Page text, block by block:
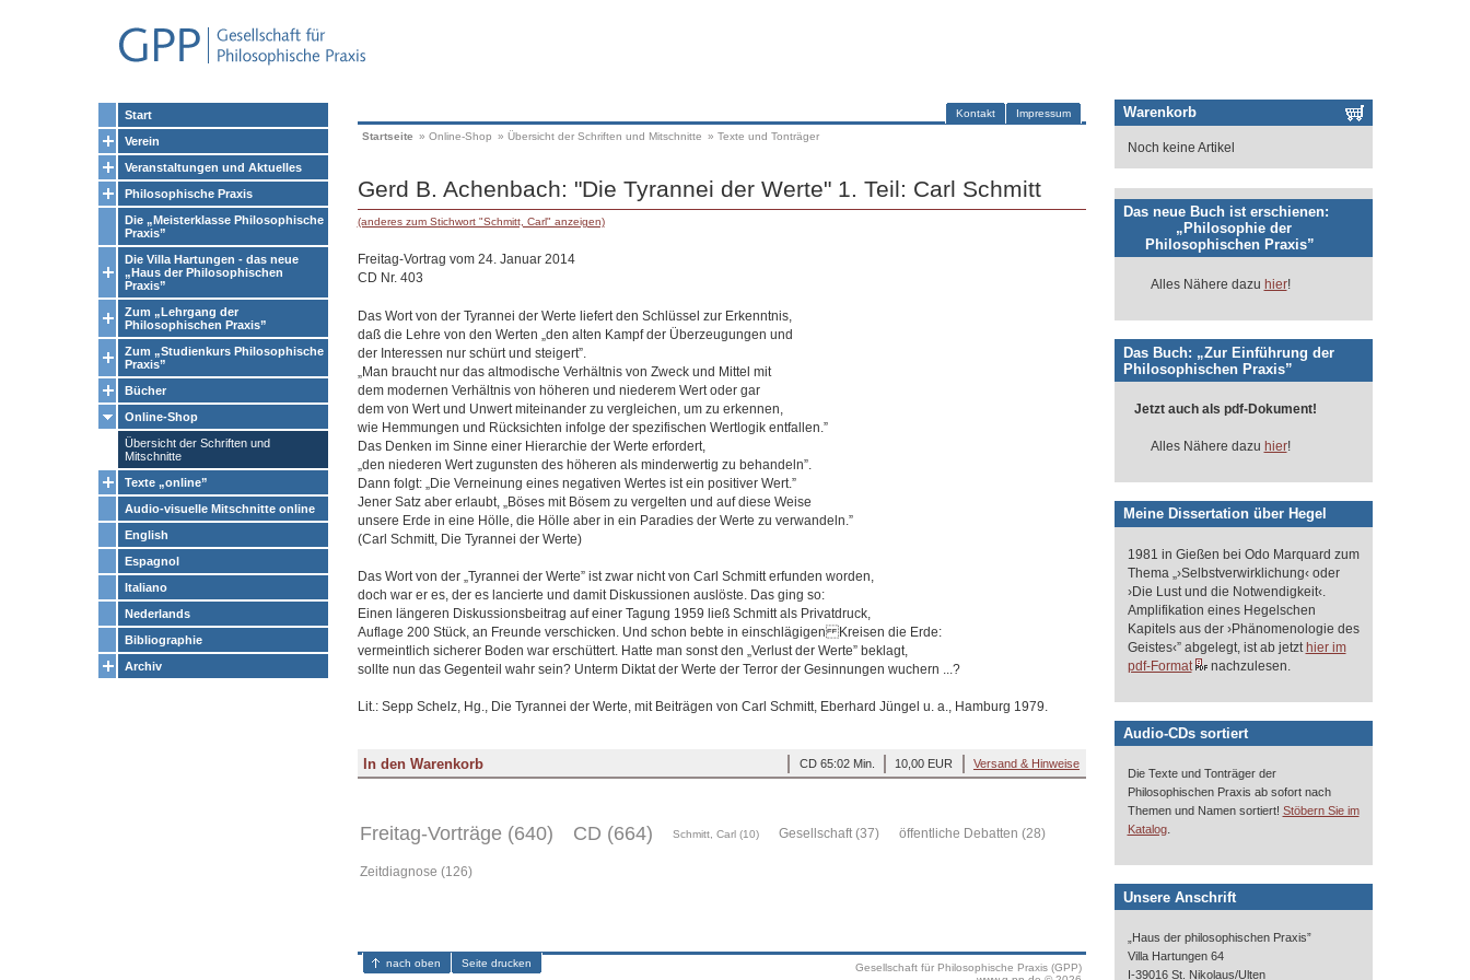
Start
Verein
Veranstaltungen und Aktuelles
Philosophische Praxis
Die „Meisterklasse Philosophische
Praxis”
Die Villa Hartungen - das neue
„Haus der Philosophischen
Praxis”
Zum „Lehrgang der
Philosophischen Praxis”
Zum „Studienkurs Philosophische
Praxis”
Bücher
Online-Shop
Übersicht der Schriften und
Mitschnitte
Texte „online”
Audio-visuelle Mitschnitte online
English
Espagnol
Italiano
Nederlands
Bibliographie
Archiv
Impressum
Kontakt
Startseite » Online-Shop » Übersicht der Schriften und Mitschnitte » Texte und Tonträger
Gerd B. Achenbach: "Die Tyrannei der Werte" 1. Teil: Carl Schmitt
(anderes zum Stichwort "Schmitt, Carl" anzeigen)
Freitag-Vortrag vom 24. Januar 2014
CD Nr. 403
Das Wort von der Tyrannei der Werte liefert den Schlüssel zur Erkenntnis,
daß die Lehre von den Werten „den alten Kampf der Überzeugungen und
der Interessen nur schürt und steigert”.
„Man braucht nur das altmodische Verhältnis von Zweck und Mittel mit
dem modernen Verhältnis von höheren und niederem Wert oder gar
dem von Wert und Unwert miteinander zu vergleichen, um zu erkennen,
wie Hemmungen und Rücksichten infolge der spezifischen Wertlogik entfallen.”
Das Denken im Sinne einer Hierarchie der Werte erfordert,
„den niederen Wert zugunsten des höheren als minderwertig zu behandeln”.
Dann folgt: „Die Verneinung eines negativen Wertes ist ein positiver Wert.”
Jener Satz aber erlaubt, „Böses mit Bösem zu vergelten und auf diese Weise
unsere Erde in eine Hölle, die Hölle aber in ein Paradies der Werte zu verwandeln.”
(Carl Schmitt, Die Tyrannei der Werte)
Das Wort von der „Tyrannei der Werte” ist zwar nicht von Carl Schmitt erfunden worden,
doch war er es, der es lancierte und damit Diskussionen auslöste. Das ging so:
Einen längeren Diskussionsbeitrag auf einer Tagung 1959 ließ Schmitt als Privatdruck,
Auflage 200 Stück, an Freunde verschicken. Und schon bebte in einschlägigen Kreisen die Erde:
vermeintlich sicherer Boden war erschüttert. Hatte man sonst den „Verlust der Werte” beklagt,
sollte nun das Gegenteil wahr sein? Unterm Diktat der Werte der Terror der Gesinnungen wuchern ...?
Lit.: Sepp Schelz, Hg., Die Tyrannei der Werte, mit Beiträgen von Carl Schmitt, Eberhard Jüngel u. a., Hamburg 1979.
Versand & Hinweise
10,00 EUR
CD 65:02 Min.
Freitag-Vorträge (640) CD (664) Schmitt, Carl (10) Gesellschaft (37) öffentliche Debatten (28)
Zeitdiagnose (126)
Gesellschaft für Philosophische Praxis (GPP)
nach oben Seite drucken
Warenkorb
Noch keine Artikel
Das neue Buch ist erschienen:
„Philosophie der
Philosophischen Praxis”
Alles Nähere dazu hier!
Das Buch: „Zur Einführung der
Philosophischen Praxis”
Jetzt auch als pdf-Dokument!
Alles Nähere dazu hier!
Meine Dissertation über Hegel
1981 in Gießen bei Odo Marquard zum
Thema „›Selbstverwirklichung‹ oder
›Die Lust und die Notwendigkeit‹.
Amplifikation eines Hegelschen
Kapitels aus der ›Phänomenologie des
Geistes‹” abgelegt, ist ab jetzt hier im
pdf-Format
nachzulesen.
Audio-CDs sortiert
Die Texte und Tonträger der
Philosophischen Praxis ab sofort nach
Themen und Namen sortiert! Stöbern Sie im
Katalog.
Unsere Anschrift
„Haus der philosophischen Praxis”
Villa Hartungen 64
I-39016 St. Nikolaus/Ulten